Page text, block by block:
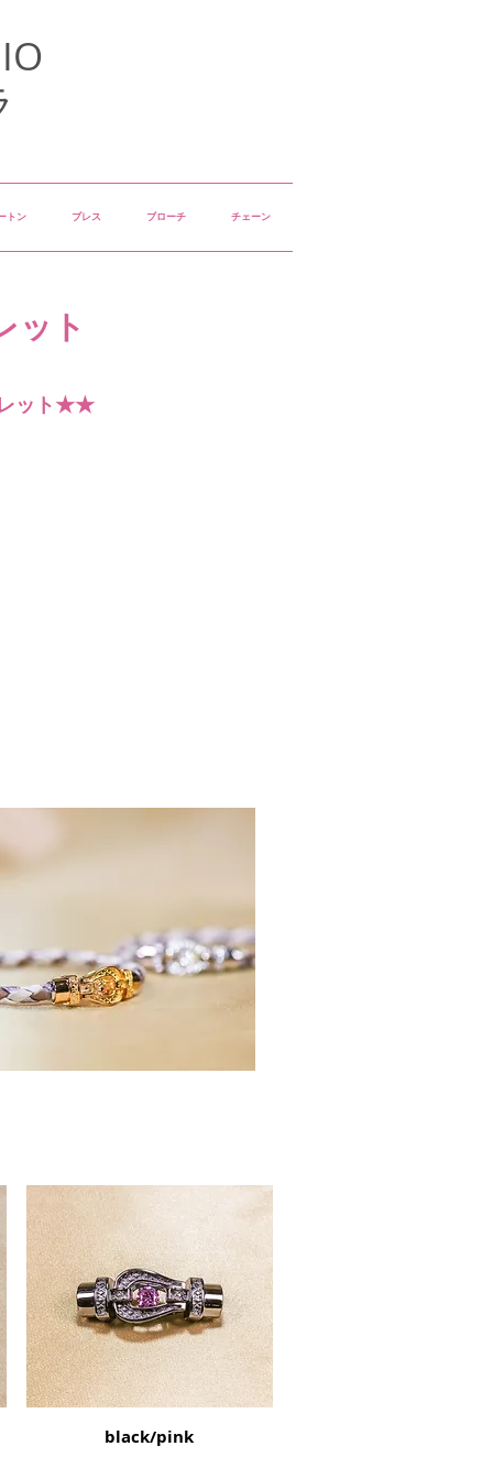
トン ブレス ブローチ チェーン
ット
レット★★
black/pink